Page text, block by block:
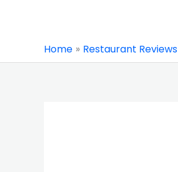
Home Restaurant Reviews